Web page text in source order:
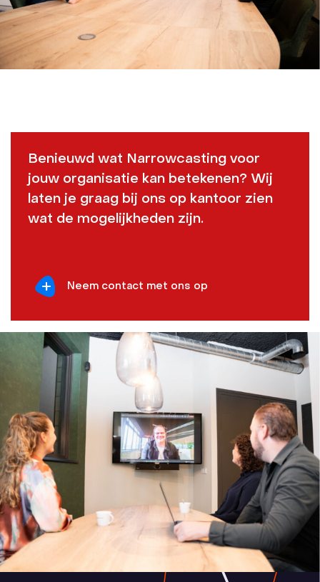
Benieuwd wat Narrowcasting voor
jouw organisatie kan betekenen? Wij
laten je graag bij ons op kantoor zien
wat de mogelijkheden zijn.
Neem contact met ons op